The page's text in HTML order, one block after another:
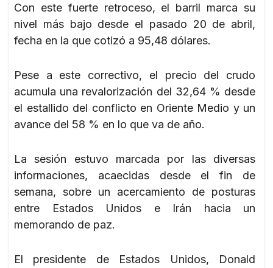
Con este fuerte retroceso, el barril marca su
nivel más bajo desde el pasado 20 de abril,
fecha en la que cotizó a 95,48 dólares.
Pese a este correctivo, el precio del crudo
acumula una revalorización del 32,64 % desde
el estallido del conflicto en Oriente Medio y un
avance del 58 % en lo que va de año.
La sesión estuvo marcada por las diversas
informaciones, acaecidas desde el fin de
semana, sobre un acercamiento de posturas
entre Estados Unidos e Irán hacia un
memorando de paz.
El presidente de Estados Unidos, Donald